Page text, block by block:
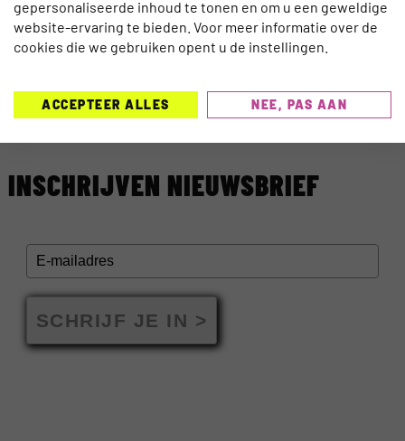
STAD TOERISTENBELASTING IN
EUROPA BLIJFT FAVORIET IN LAST-
MINUTEMARKT
INSCHRIJVEN NIEUWSBRIEF
SCHRIJF JE IN >
gepersonaliseerde inhoud te tonen en om u een geweldige
website-ervaring te bieden. Voor meer informatie over de
cookies die we gebruiken opent u de instellingen.
ACCEPTEER ALLES NEE, PAS AAN